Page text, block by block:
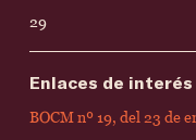
29
Enlaces de interés
BOCM nº 19, del 23 de